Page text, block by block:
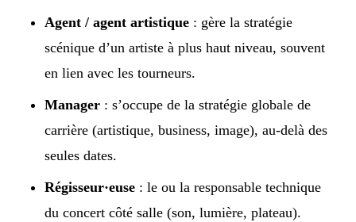
Agent / agent artistique : gère la stratégie
scénique d’un artiste à plus haut niveau, souvent
en lien avec les tourneurs.
Manager : s’occupe de la stratégie globale de
carrière (artistique, business, image), au-delà des
seules dates.
Régisseur·euse : le ou la responsable technique
du concert côté salle (son, lumière, plateau).